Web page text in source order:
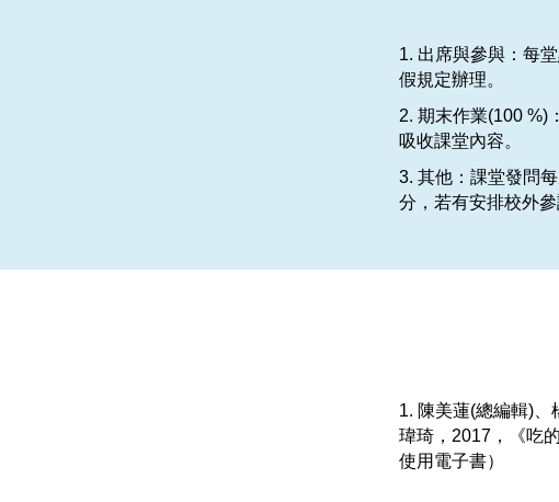
1. 出席與參與：每
假規定辦理。
2. 期末作業(100 %)
吸收課堂內容。
3. 其他：課堂發問
分，若有安排校外
1. 陳美蓮(總編輯)
瑋琦，2017，《吃
使用電子書）